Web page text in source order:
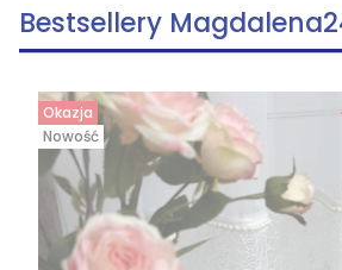
Bestsellery
Okazja
Nowość